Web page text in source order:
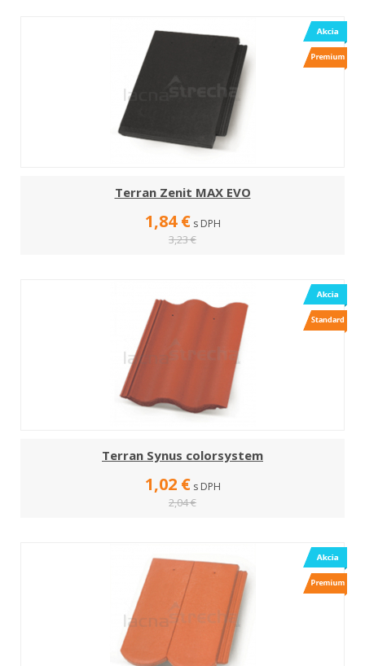
Terran Zenit MAX EVO
1,84 € s DPH
3,23 €
Terran Synus colorsystem
1,02 € s DPH
2,04 €